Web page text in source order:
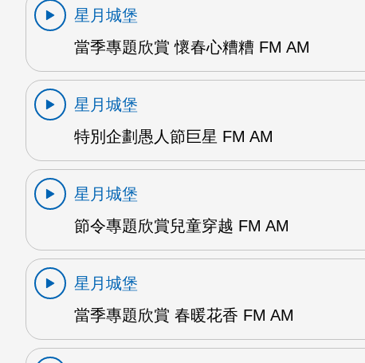
星月城堡
當季專題欣賞 懷春心糟糟 FM AM
星月城堡
特別企劃愚人節巨星 FM AM
星月城堡
節令專題欣賞兒童穿越 FM AM
星月城堡
當季專題欣賞 春暖花香 FM AM